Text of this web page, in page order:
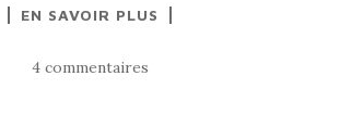
EN SAVOIR PLUS
4 commentaires